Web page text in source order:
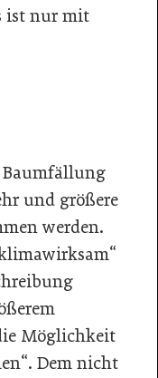
ist nur mit
Baumfällung
und größere
werden.
Möglichkeit
Dem nicht